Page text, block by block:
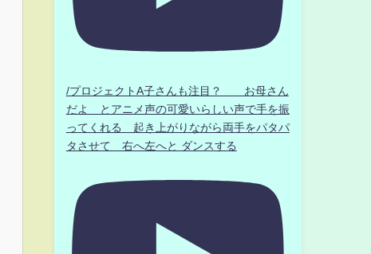
/プロジェクトA子さんも注目？ お母さん
だよ とアニメ声の可愛いらしい声で手を振
ってくれる 起き上がりながら両手をパタパ
タさせて 右へ左へと ダンスする